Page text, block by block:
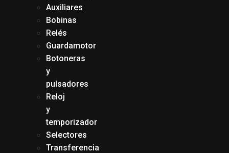
Auxiliares
Bobinas
Relés
Guardamotor
Botoneras
y
pulsadores
Reloj
y
temporizador
Selectores
Transferencia